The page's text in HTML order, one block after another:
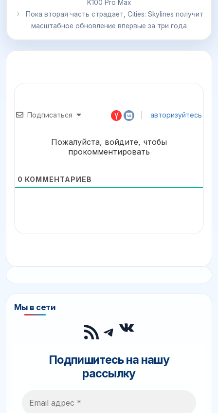
K100 Pro Max
Пока вторая часть страдает, Cities: Skylines получит
масштабное обновление впервые за три года
Подписаться авторизуйтесь
Пожалуйста, войдите, чтобы
прокомментировать
0 КОММЕНТАРИЕВ
Мы в сети
RSS-лента
Telegram
ВКонтакте
Подпишитесь на нашу
рассылку